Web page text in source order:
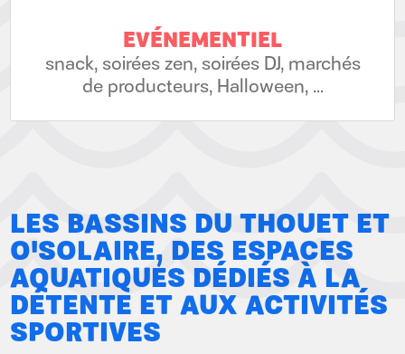
EVÉNEMENTIEL
snack, soirées zen, soirées DJ, marchés
de producteurs, Halloween, ...
LES BASSINS DU THOUET ET
O'SOLAIRE, DES ESPACES
AQUATIQUES DÉDIÉS À LA
DÉTENTE ET AUX ACTIVITÉS
SPORTIVES